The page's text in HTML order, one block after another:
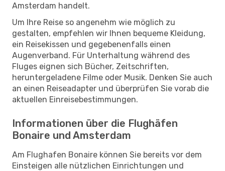
Amsterdam handelt.
Um Ihre Reise so angenehm wie möglich zu
gestalten, empfehlen wir Ihnen bequeme Kleidung,
ein Reisekissen und gegebenenfalls einen
Augenverband. Für Unterhaltung während des
Fluges eignen sich Bücher, Zeitschriften,
heruntergeladene Filme oder Musik. Denken Sie auch
an einen Reiseadapter und überprüfen Sie vorab die
aktuellen Einreisebestimmungen.
Informationen über die Flughäfen
Bonaire und Amsterdam
Am Flughafen Bonaire können Sie bereits vor dem
Einsteigen alle nützlichen Einrichtungen und